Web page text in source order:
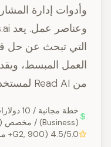
وأدوات إدارة
التي تبحث عن حل
العمل المبسط،
من Read AI لمستخدمي الأعمال.
(Business) / مخصص (Enterprise)
4.5/5.0 (G2, 900+ مراجعة)